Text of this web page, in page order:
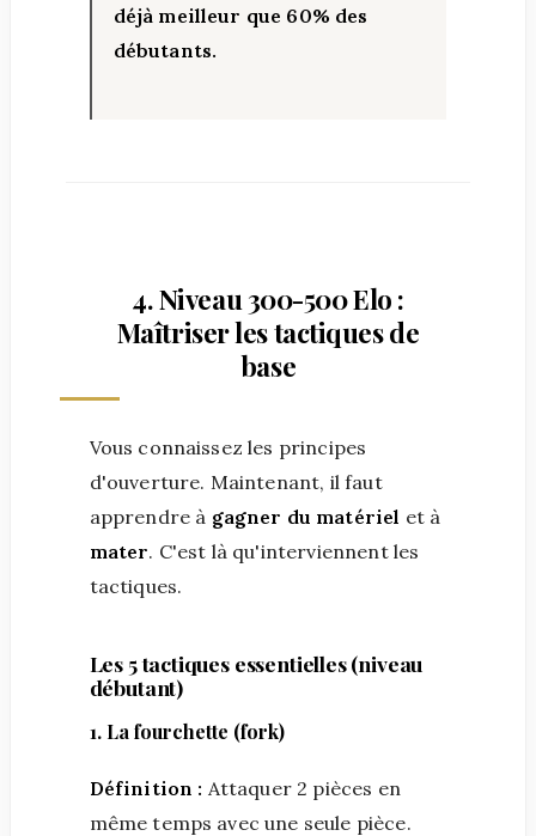
déjà meilleur que 60% des
débutants.
4. Niveau 300-500 Elo :
Maîtriser les tactiques de
base
Vous connaissez les principes
d'ouverture. Maintenant, il faut
apprendre à gagner du matériel et à
mater. C'est là qu'interviennent les
tactiques.
Les 5 tactiques essentielles (niveau
débutant)
1. La fourchette (fork)
Définition : Attaquer 2 pièces en
même temps avec une seule pièce.